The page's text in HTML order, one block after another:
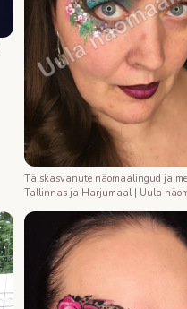
Täiskasvanute näomaalingud ja
Tallinnas ja Harjumaal | Uula